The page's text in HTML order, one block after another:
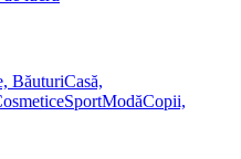
BăuturiCasă,
SportModăCopii,